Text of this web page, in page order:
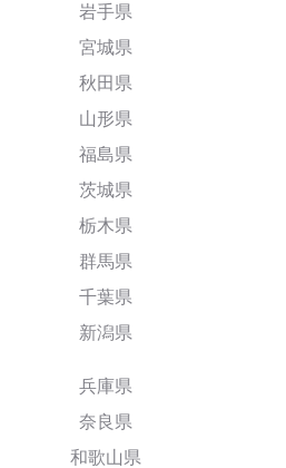
岩手県
宮城県
秋田県
山形県
福島県
茨城県
栃木県
群馬県
千葉県
新潟県
兵庫県
奈良県
和歌山県